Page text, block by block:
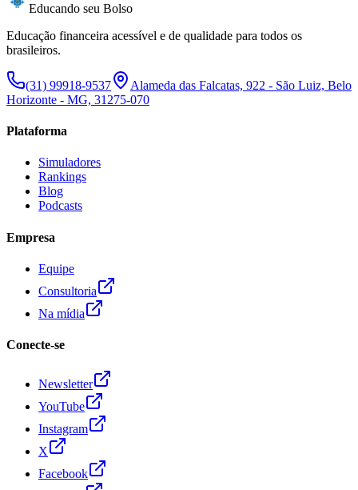
Educando seu Bolso
Educação financeira acessível e de qualidade para todos os
brasileiros.
(31) 99918-9537
Alameda das Falcatas, 922 - São Luiz, Belo
Horizonte - MG, 31275-070
Plataforma
Simuladores
Rankings
Blog
Podcasts
Empresa
Equipe
Consultoria
Na mídia
Conecte-se
Newsletter
YouTube
Instagram
X
Facebook